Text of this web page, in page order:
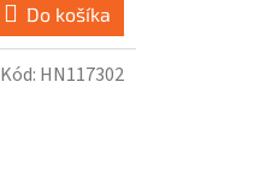
Do košíka
Kód: HN117302